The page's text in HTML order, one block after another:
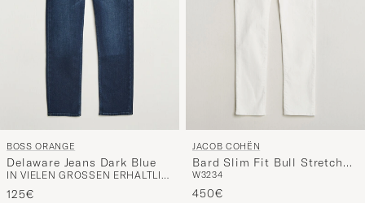
BOSS ORANGE
Delaware Jeans Dark Blue
IN VIELEN GRÖSSEN ERHÄLTLICH
125€
JACOB COHËN
Bard Slim Fit Bull Stretch
Jeans White
W3234
450€